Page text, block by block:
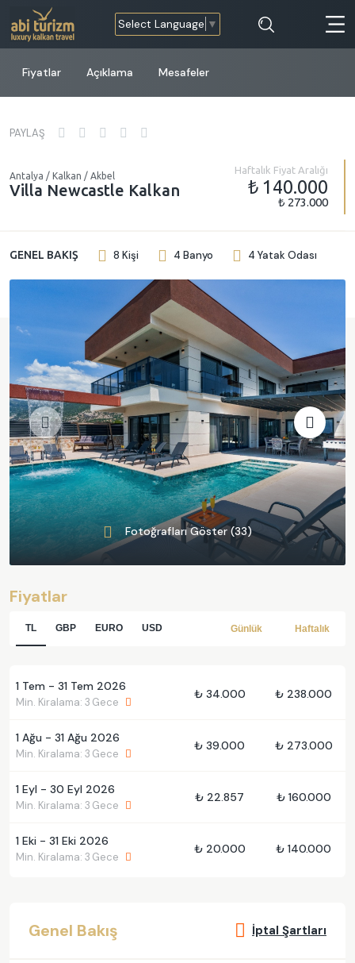
Select Language ▼
Fiyatlar Açıklama Mesafeler
PAYLAŞ
Antalya / Kalkan / Akbel
Villa Newcastle Kalkan
Haftalık Fiyat Aralığı
₺ 140.000
₺ 273.000
GENEL BAKIŞ 8 Kişi 4 Banyo 4 Yatak Odası
Fotoğrafları Göster (33)
Fiyatlar
TL GBP EURO USD Günlük Haftalık
1 Tem - 31 Tem 2026
Min. Kiralama: 3 Gece
₺ 34.000 ₺ 238.000
1 Ağu - 31 Ağu 2026
Min. Kiralama: 3 Gece
₺ 39.000 ₺ 273.000
1 Eyl - 30 Eyl 2026
Min. Kiralama: 3 Gece
₺ 22.857 ₺ 160.000
1 Eki - 31 Eki 2026
Min. Kiralama: 3 Gece
₺ 20.000 ₺ 140.000
Genel Bakış İptal Şartları